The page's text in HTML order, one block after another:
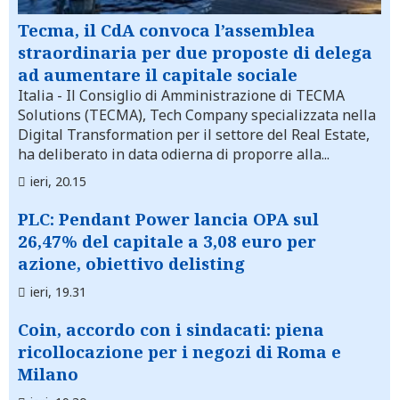
Tecma, il CdA convoca l’assemblea
straordinaria per due proposte di delega
ad aumentare il capitale sociale
Italia - Il Consiglio di Amministrazione di TECMA
Solutions (TECMA), Tech Company specializzata nella
Digital Transformation per il settore del Real Estate,
ha deliberato in data odierna di proporre alla...
ieri, 20.15
PLC: Pendant Power lancia OPA sul
26,47% del capitale a 3,08 euro per
azione, obiettivo delisting
ieri, 19.31
Coin, accordo con i sindacati: piena
ricollocazione per i negozi di Roma e
Milano